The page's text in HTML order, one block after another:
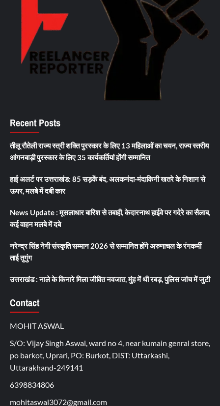
Recent Posts
तीलू रौतेली राज्य स्त्री शक्ति पुरस्कार के लिए 13 महिलाओं का चयन, राज्य स्तरीय
आंगनबाड़ी पुरस्कार के लिए 35 कार्यकर्तियां होंगी सम्मानित
हाई अलर्ट पर उत्तराखंड: 85 सड़कें बंद, अलकनंदा-मंदाकिनी खतरे के निशान से
ऊपर, मलबे में दबी कार
News Update : मूसलाधार बारिश से तबाही, केदारनाथ हाईवे पर गदेरे का सैलाब,
कई वाहन मलबे में दबे
नरेन्द्र सिंह नेगी संस्कृति सम्मान 2026 से सम्मानित होंगे अरुणाचल के रंगकर्मी
ताई तुगुंग
उत्तराखंड : नाले के किनारे मिला जीवित नवजात, मुंह में थी रबड़, पुलिस जांच में जुटी
Contact
MOHIT ASWAL
S/O: Vijay Singh Aswal, ward no 4, near kumain genral store,
po barkot, Uprari, PO: Burkot, DIST: Uttarkashi,
Uttarakhand-249141
6398834806
mohitaswal3072@gmail.com